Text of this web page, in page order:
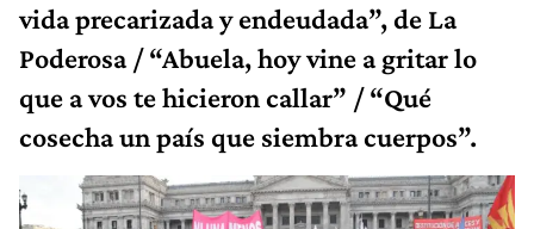
vida precarizada y endeudada”, de La
Poderosa / “Abuela, hoy vine a gritar lo
que a vos te hicieron callar” / “Qué
cosecha un país que siembra cuerpos”.